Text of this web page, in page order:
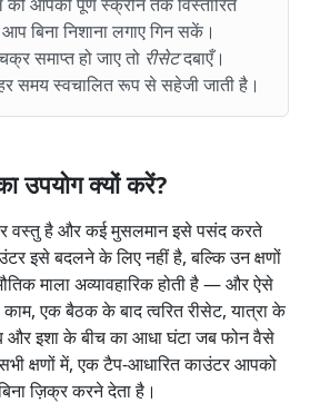
बिना निशाना लगाए गिन सकें।
समाप्त हो जाए तो रीसेटदबाएँ।
समय स्वचालित रूप से सहेजी जाती है।
उपयोग क्यों करें?
वस्तु है और कई मुसलमान इसे पसंद करते
इसे बदलने के लिए नहीं है, बल्कि उन क्षणों
माला अव्यावहारिक होती है — और ऐसे
काम, एक बैठक के बाद त्वरित रीसेट, यात्रा के
और इशा के बीच का आधा घंटा जब फोन वैसे
क्षणों में, एक टैप-आधारित काउंटर आपको
ज़िक्र करने देता है।